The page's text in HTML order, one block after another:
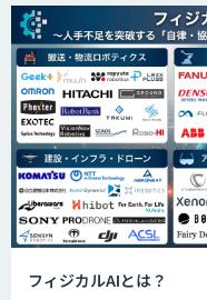
フィジカルAIとは？